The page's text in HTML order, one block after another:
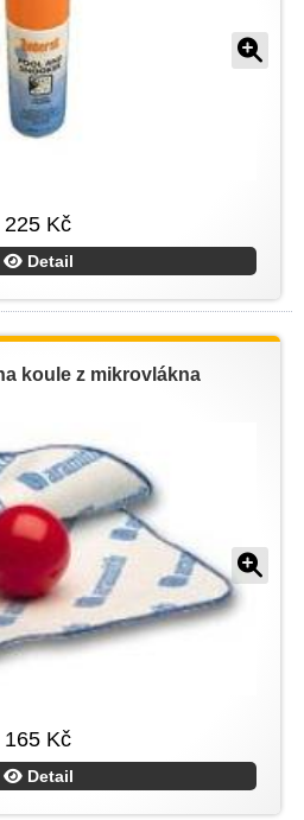
225 Kč
Detail
koule z mikrovlákna
165 Kč
Detail